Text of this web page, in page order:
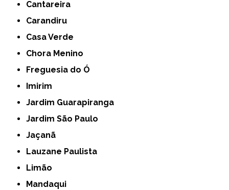
Cantareira
Carandiru
Casa Verde
Chora Menino
Freguesia do Ó
Imirim
Jardim Guarapiranga
Jardim São Paulo
Jaçanã
Lauzane Paulista
Limão
Mandaqui